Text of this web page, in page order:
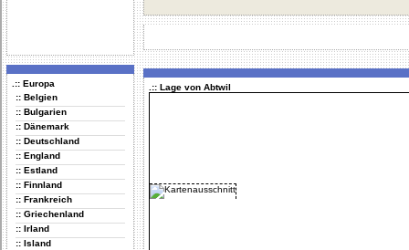
.:: Europa
:: Belgien
:: Bulgarien
:: Dänemark
:: Deutschland
:: England
:: Estland
:: Finnland
:: Frankreich
:: Griechenland
:: Irland
:: Island
.:: Lage von Abtwil